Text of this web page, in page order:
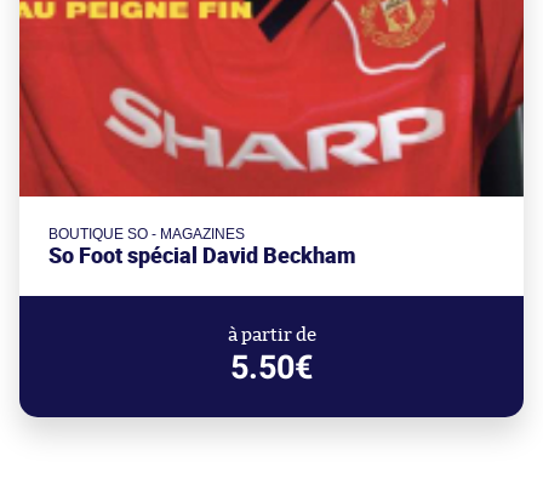
BOUTIQUE SO - MAGAZINES
So Foot spécial David Beckham
à partir de
5.50€